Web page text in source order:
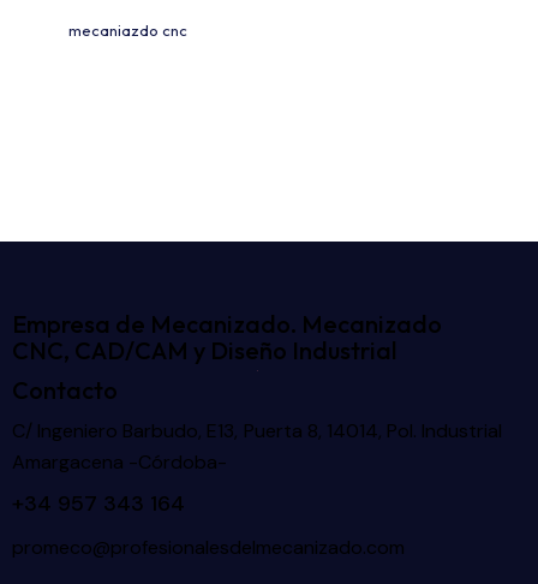
mecaniazdo cnc
Empresa de Mecanizado. Mecanizado
CNC, CAD/CAM y Diseño Industrial
Contacto
C/ Ingeniero Barbudo, E13, Puerta 8, 14014, Pol. Industrial
Amargacena -Córdoba-
+34 957 343 164
promeco@profesionalesdelmecanizado.com